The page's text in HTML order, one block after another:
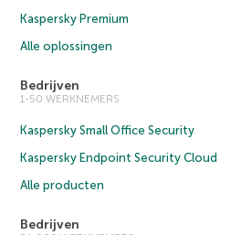
Kaspersky Premium
Alle oplossingen
Bedrijven
1-50 WERKNEMERS
Kaspersky Small Office Security
Kaspersky Endpoint Security Cloud
Alle producten
Bedrijven